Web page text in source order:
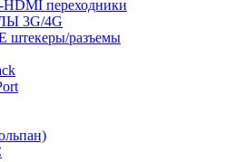
переходники
3G/4G
разъемы